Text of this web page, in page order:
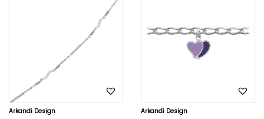
Arkandi Design Arkandi Design